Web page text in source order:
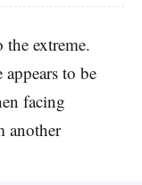
extreme.
to be
facing
another